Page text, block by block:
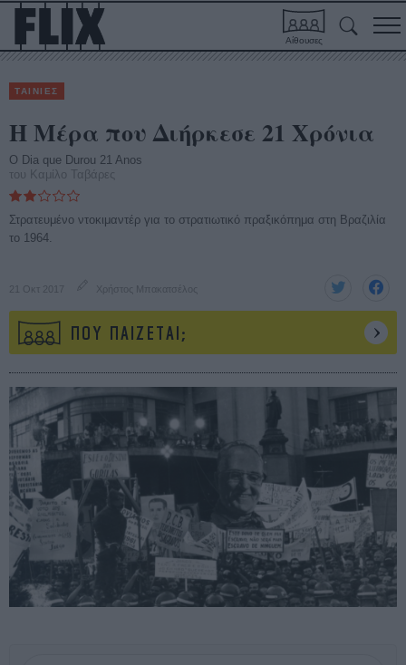
Αίθουσες
ΤΑΙΝΙΕΣ
Η Μέρα που Διήρκεσε 21 Χρόνια
O Dia que Durou 21 Anos
του Καμίλο Ταβάρες
Στρατευμένο ντοκιμαντέρ για το στρατιωτικό πραξικόπημα στη Βραζιλία
το 1964.
21 Οκτ 2017 Χρήστος Μπακατσέλος
ΠΟΥ ΠΑΙΖΕΤΑΙ;